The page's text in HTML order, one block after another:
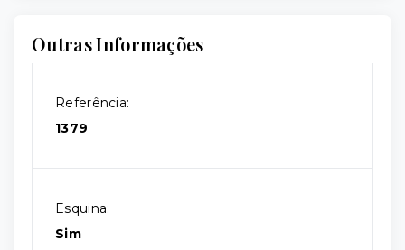
Outras Informações
Referência:
1379
Esquina:
Sim